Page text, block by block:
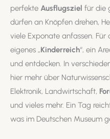
perfekte Ausflugsziel für die
dürfen an Knöpfen drehen,
viele Exponate anfassen.
eigenes „Kinderreich“, ein
und entdecken. In
hier mehr über
Elektronik, Landwirtschaft,
und vieles mehr. Ein Tag
was im Deutschen Museum